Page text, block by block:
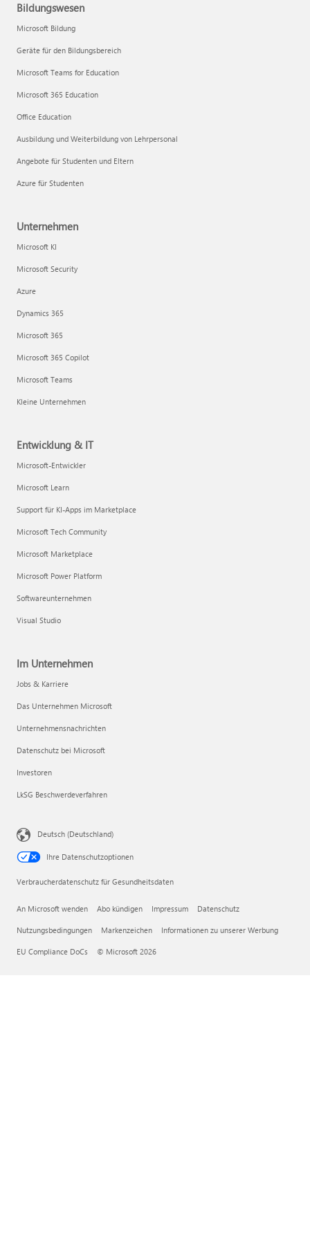
Bildungswesen
Microsoft Bildung
Geräte für den Bildungsbereich
Microsoft Teams for Education
Microsoft 365 Education
Office Education
Ausbildung und Weiterbildung von Lehrpersonal
Angebote für Studenten und Eltern
Azure für Studenten
Unternehmen
Microsoft KI
Microsoft Security
Azure
Dynamics 365
Microsoft 365
Microsoft 365 Copilot
Microsoft Teams
Kleine Unternehmen
Entwicklung & IT
Microsoft-Entwickler
Microsoft Learn
Support für KI-Apps im Marketplace
Microsoft Tech Community
Microsoft Marketplace
Microsoft Power Platform
Softwareunternehmen
Visual Studio
Im Unternehmen
Jobs & Karriere
Das Unternehmen Microsoft
Unternehmensnachrichten
Datenschutz bei Microsoft
Investoren
LkSG Beschwerdeverfahren
Deutsch (Deutschland)
Ihre Datenschutzoptionen
Verbraucherdatenschutz für Gesundheitsdaten
An Microsoft wenden Abo kündigen Impressum Datenschutz
Nutzungsbedingungen Markenzeichen Informationen zu unserer Werbung
EU Compliance DoCs © Microsoft 2026